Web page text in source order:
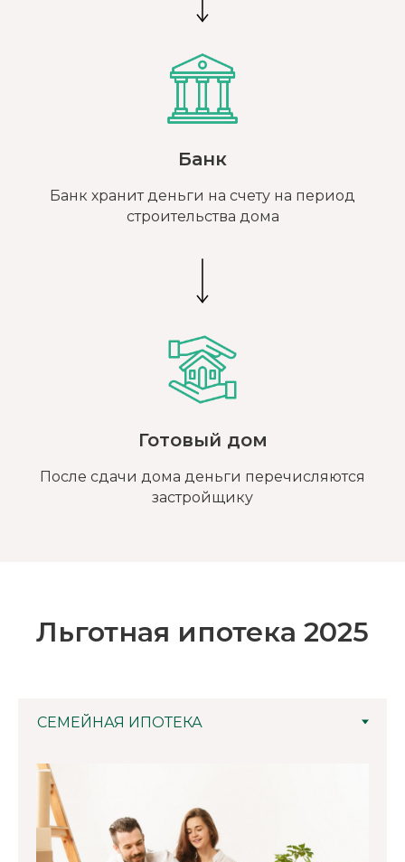
Банк
Банк хранит деньги на счету на период
строительства дома
Готовый дом
После сдачи дома деньги перечисляются
застройщику
Льготная ипотека 2025